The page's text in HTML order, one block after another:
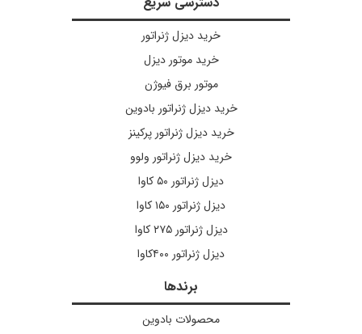
برندها
محصولات بادوین
خرید دیزل ژنراتور
خرید موتور دیزل
موتور برق فیوژن
خرید دیزل ژنراتور بادوین
خرید دیزل ژنراتور پرکینز
خرید دیزل ژنراتور ولوو
دیزل ژنراتور ۵۰ کاوا
دیزل ژنراتور ۱۵۰ کاوا
دیزل ژنراتور ۲۷۵ کاوا
دیزل ژنراتور ۴۰۰کاوا